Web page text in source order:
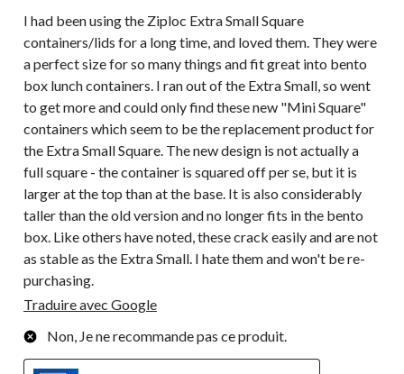
I had been using the Ziploc Extra Small Square
containers/lids for a long time, and loved them. They were
a perfect size for so many things and fit great into bento
box lunch containers. I ran out of the Extra Small, so went
to get more and could only find these new "Mini Square"
containers which seem to be the replacement product for
the Extra Small Square. The new design is not actually a
full square - the container is squared off per se, but it is
larger at the top than at the base. It is also considerably
taller than the old version and no longer fits in the bento
box. Like others have noted, these crack easily and are not
as stable as the Extra Small. I hate them and won't be re-
purchasing.
Traduire avec Google
Non, Je ne recommande pas ce produit.